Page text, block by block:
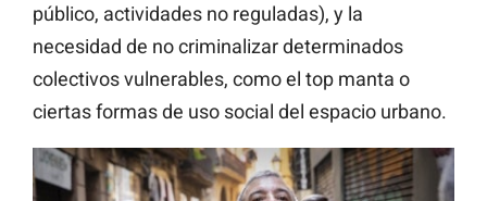
público, actividades no reguladas), y la
necesidad de no criminalizar determinados
colectivos vulnerables, como el top manta o
ciertas formas de uso social del espacio urbano.